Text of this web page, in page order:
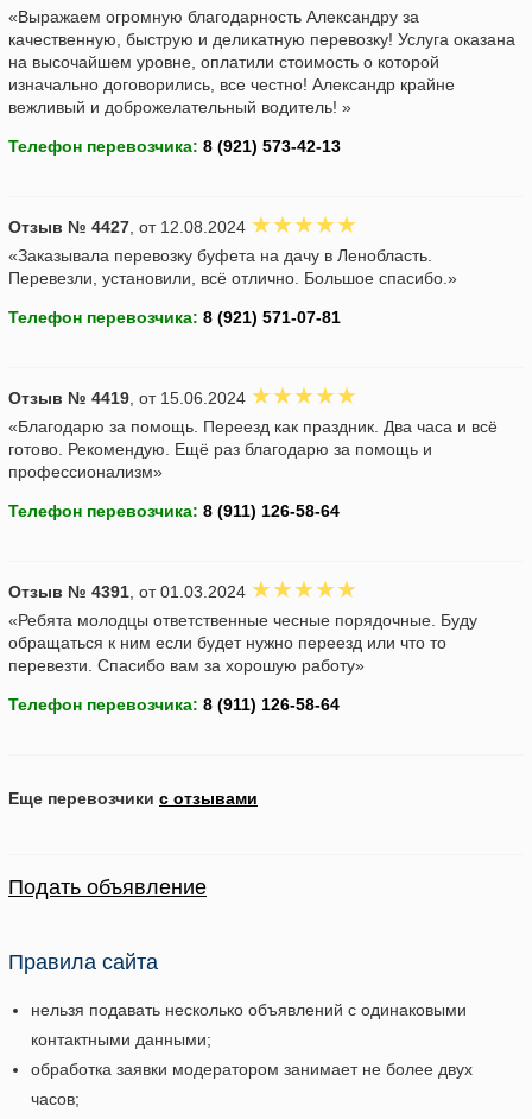
«Выражаем огромную благодарность Александру за
качественную, быструю и деликатную перевозку! Услуга оказана
на высочайшем уровне, оплатили стоимость о которой
изначально договорились, все честно! Александр крайне
вежливый и доброжелательный водитель! »
Телефон перевозчика:
Отзыв № 4427, от 12.08.2024
«Заказывала перевозку буфета на дачу в Ленобласть.
Перевезли, установили, всё отлично. Большое спасибо.»
Телефон перевозчика:
Отзыв № 4419, от 15.06.2024
«Благодарю за помощь. Переезд как праздник. Два часа и всё
готово. Рекомендую. Ещё раз благодарю за помощь и
профессионализм»
Телефон перевозчика:
Отзыв № 4391, от 01.03.2024
«Ребята молодцы ответственные чесные порядочные. Буду
обращаться к ним если будет нужно переезд или что то
перевезти. Спасибо вам за хорошую работу»
Телефон перевозчика:
Еще перевозчики с отзывами
Подать объявление
Правила сайта
нельзя подавать несколько объявлений с одинаковыми
контактными данными;
обработка заявки модератором занимает не более двух
часов;